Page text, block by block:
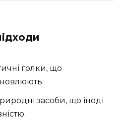
голки, що
засоби, що іноді